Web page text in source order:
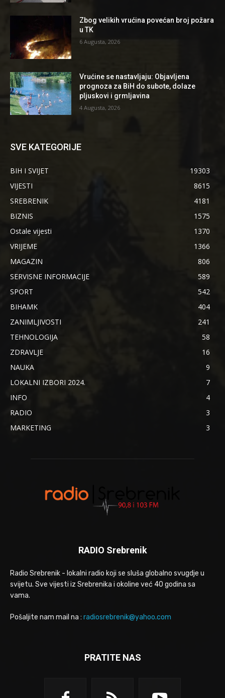
Zbog velikih vrućina povećan broj požara
u TK
6 Augusta, 2026
Vrućine se nastavljaju: Objavljena
prognoza za BiH do subote, dolaze
pljuskovi i grmljavina
4 Augusta, 2026
SVE KATEGORIJE
BIH I SVIJET
19303
VIJESTI
8615
SREBRENIK
4181
BIZNIS
1575
Ostale vijesti
1370
VRIJEME
1366
MAGAZIN
806
SERVISNE INFORMACIJE
589
SPORT
542
BIHAMK
404
ZANIMLJIVOSTI
241
TEHNOLOGIJA
58
ZDRAVLJE
16
NAUKA
9
LOKALNI IZBORI 2024.
7
INFO
4
RADIO
3
MARKETING
3
RADIO Srebrenik
Radio Srebrenik - lokalni radio koji se sluša globalno svugdje u
svijetu. Sve vijesti iz Srebrenika i okoline već 40 godina sa
vama.
Pošaljite nam mail na : radiosrebrenik@yahoo.com
PRATITE NAS